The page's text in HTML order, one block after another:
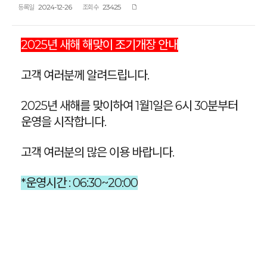
등록일 2024-12-26 조회수 23425
2025년 새해 해맞이 조기개장 안내
고객 여러분께 알려드립니다.
2025년 새해를 맞이하여 1월1일은 6시 30분부터
운영을 시작합니다.
고객 여러분의 많은 이용 바랍니다.
*운영시간 : 06:30~20:00